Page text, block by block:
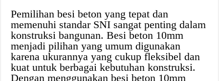
Pemilihan besi beton yang tepat dan
memenuhi standar SNI sangat penting dalam
konstruksi bangunan. Besi beton 10mm
menjadi pilihan yang umum digunakan
karena ukurannya yang cukup fleksibel dan
kuat untuk berbagai kebutuhan konstruksi.
Dengan menggunakan besi beton 10mm